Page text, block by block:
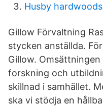
Husby hardwoods
Gillow Förvaltning
stycken anställda.
Gillow.
forskning och
skillnad i samhället.
ska vi stödja en